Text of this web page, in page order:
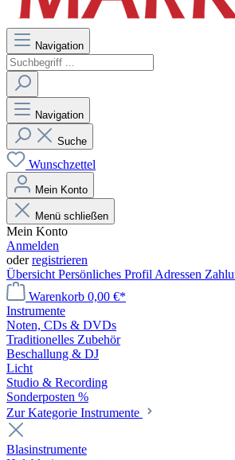
Navigation
Navigation
Suche
Wunschzettel
Mein Konto
Menü schließen
Mein Konto
Anmelden
oderregistrieren
Übersicht Persönliches Profil Adressen
Warenkorb 0,00 €*
Instrumente
Noten, CDs & DVDs
Traditionelles Zubehör
Beschallung & DJ
Licht
Studio & Recording
Sonderposten %
Zur Kategorie Instrumente
Blasinstrumente